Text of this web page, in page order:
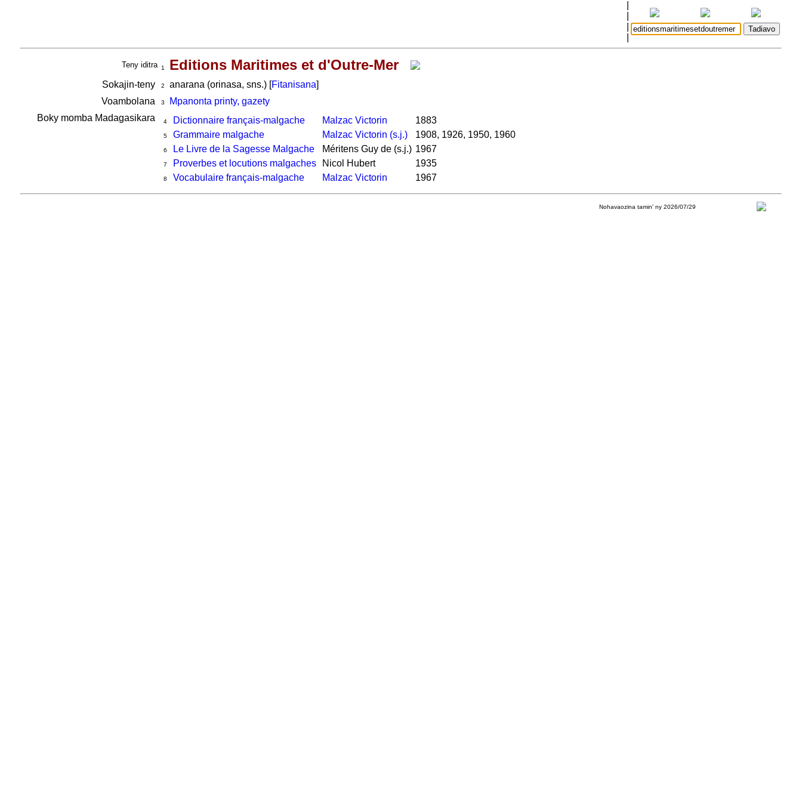
Teny iditra 1 Editions Maritimes et d'Outre-Mer
Sokajin-teny 2 anarana (orinasa, sns.) [Fitanisana]
Voambolana
3
Mpanonta printy, gazety
Boky momba Madagasikara
4 Dictionnaire français-malgache Malzac Victorin 1883
5 Grammaire malgache Malzac Victorin (s.j.) 1908, 1926, 1950, 1960
6 Le Livre de la Sagesse Malgache Méritens Guy de (s.j.) 1967
7 Proverbes et locutions malgaches Nicol Hubert 1935
8 Vocabulaire français-malgache Malzac Victorin 1967
Nohavaozina tamin' ny 2026/07/29